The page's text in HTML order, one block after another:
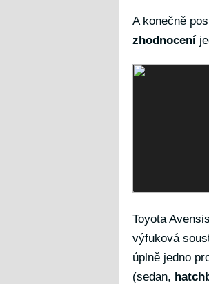
A konečně
zhodnocení
Toyota
výfuková
úplně jedno
(sedan,